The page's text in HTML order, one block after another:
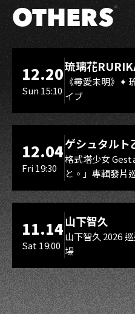
OTHERS
LIVE WAREHOUSE 小庫
12.20
Sun 15:10
琉璃花
Rebirth、
スマイル（
《尋愛未明》✦
イブ
LIVE WAREHOUSE 小庫
12.04
Fri 19:30
ゲシュタルト
Gestalt Girl
格式塔少女
と。」專輯發片
11.14
Sat 19:00
山下智久
山下智久 2026
場